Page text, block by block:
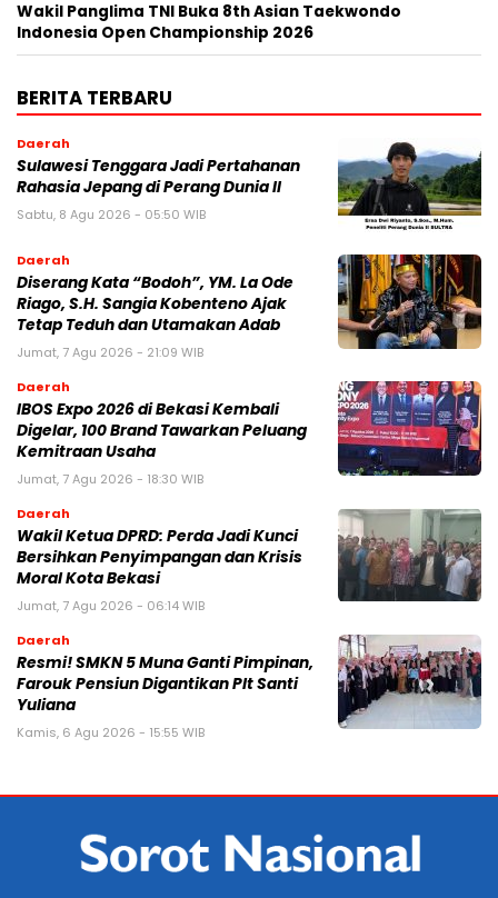
Wakil Panglima TNI Buka 8th Asian Taekwondo
Indonesia Open Championship 2026
BERITA TERBARU
Daerah
Sulawesi Tenggara Jadi Pertahanan
Rahasia Jepang di Perang Dunia II
Sabtu, 8 Agu 2026 - 05:50 WIB
Daerah
Diserang Kata “Bodoh”, YM. La Ode
Riago, S.H. Sangia Kobenteno Ajak
Tetap Teduh dan Utamakan Adab
Jumat, 7 Agu 2026 - 21:09 WIB
Daerah
IBOS Expo 2026 di Bekasi Kembali
Digelar, 100 Brand Tawarkan Peluang
Kemitraan Usaha
Jumat, 7 Agu 2026 - 18:30 WIB
Daerah
Wakil Ketua DPRD: Perda Jadi Kunci
Bersihkan Penyimpangan dan Krisis
Moral Kota Bekasi
Jumat, 7 Agu 2026 - 06:14 WIB
Daerah
Resmi! SMKN 5 Muna Ganti Pimpinan,
Farouk Pensiun Digantikan Plt Santi
Yuliana
Kamis, 6 Agu 2026 - 15:55 WIB